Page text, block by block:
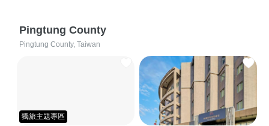
Pingtung County
Pingtung County, Taiwan
獨旅主題專區